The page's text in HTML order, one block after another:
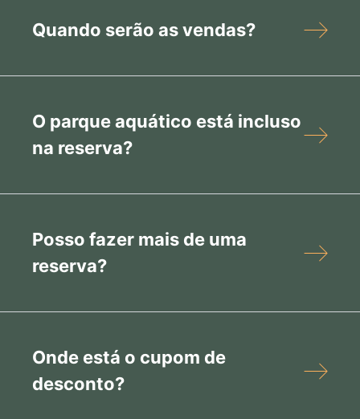
Quando serão as vendas?
O parque aquático está incluso
na reserva?
Posso fazer mais de uma
reserva?
Onde está o cupom de
desconto?